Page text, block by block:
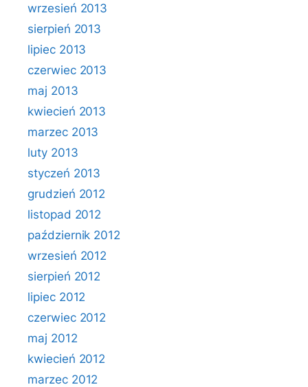
wrzesień 2013
sierpień 2013
lipiec 2013
czerwiec 2013
maj 2013
kwiecień 2013
marzec 2013
luty 2013
styczeń 2013
grudzień 2012
listopad 2012
październik 2012
wrzesień 2012
sierpień 2012
lipiec 2012
czerwiec 2012
maj 2012
kwiecień 2012
marzec 2012